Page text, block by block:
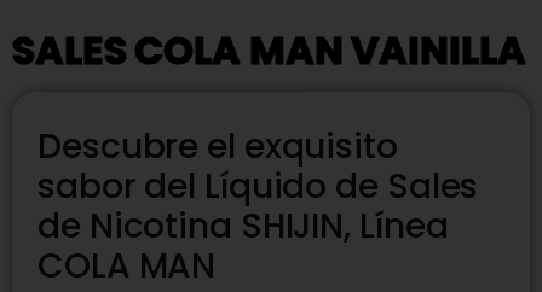
SALES COLA MAN VAINILLA
Descubre el exquisito
sabor del Líquido de Sales
de Nicotina SHIJIN, Línea
COLA MAN